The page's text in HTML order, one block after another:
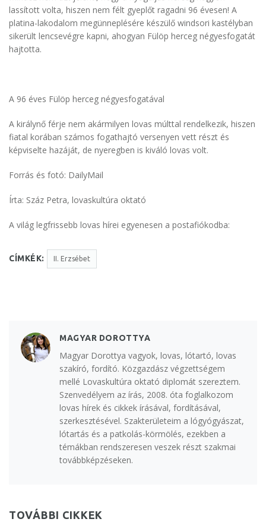
lassított volta, hiszen nem félt gyeplőt ragadni 96 évesen! A
platina-lakodalom megünneplésére készülő windsori kastélyban
sikerült lencsevégre kapni, ahogyan Fülöp herceg négyesfogatát
hajtotta.
A 96 éves Fülöp herceg négyesfogatával
A királynő férje nem akármilyen lovas múlttal rendelkezik, hiszen
fiatal korában számos fogathajtó versenyen vett részt és
képviselte hazáját, de nyeregben is kiváló lovas volt.
Forrás és fotó: DailyMail
Írta: Száz Petra, lovaskultúra oktató
A világ legfrissebb lovas hírei egyenesen a postafiókodba:
CÍMKÉK: II. Erzsébet
MAGYAR DOROTTYA
Magyar Dorottya vagyok, lovas, lótartó, lovas
szakíró, fordító. Közgazdász végzettségem
mellé Lovaskultúra oktató diplomát szereztem.
Szenvedélyem az írás, 2008. óta foglalkozom
lovas hírek és cikkek írásával, fordításával,
szerkesztésével. Szakterületeim a lógyógyászat,
lótartás és a patkolás-körmölés, ezekben a
témákban rendszeresen veszek részt szakmai
továbbképzéseken.
TOVÁBBI CIKKEK